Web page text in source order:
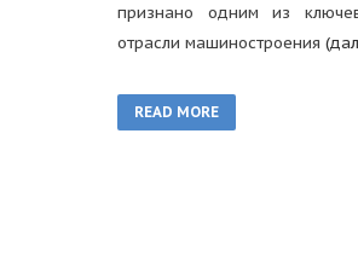
признано одним из
отрасли машиностроения
READ MORE